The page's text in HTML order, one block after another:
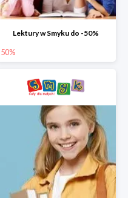
Lektury w Smyku do -50%
50%